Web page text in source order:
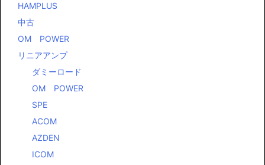
HAMPLUS
中古
OM POWER
リニアアンプ
ダミーロード
OM POWER
SPE
ACOM
AZDEN
ICOM